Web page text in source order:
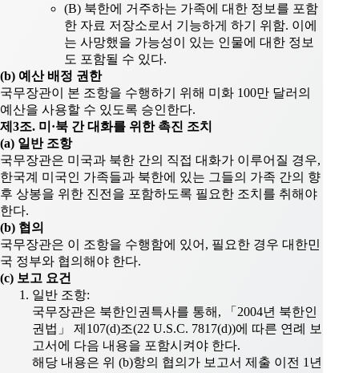
(B) 북한에 거주하는 가족에 대한 정보를 포함
한 자료 저장소로서 기능하게 하기 위함. 이에
는 사망했을 가능성이 있는 인물에 대한 정보
도 포함될 수 있다.
(b) 예산 배정 권한
국무장관이 본 조항을 수행하기 위해 미화 100만 달러의
예산을 사용할 수 있도록 승인한다.
제3조. 미·북 간 대화를 위한 촉진 조치
(a) 일반 조항
국무장관은 미국과 북한 간의 직접 대화가 이루어질 경우,
한국계 미국인 가족들과 북한에 있는 그들의 가족 간의 향
후 상봉을 위한 진전을 포함하도록 필요한 조치를 취해야
한다.
(b) 협의
국무장관은 이 조항을 수행함에 있어, 필요한 경우 대한민
국 정부와 협의해야 한다.
(c) 보고 요건
일반 조항:
국무장관은 북한인권특사를 통해, 「2004년 북한인
권법」 제107(d)조(22 U.S.C. 7817(d))에 따른 연례 보
고서에 다음 내용을 포함시켜야 한다.
해당 내용은 위 (b)항의 협의가 보고서 제출 이전 1년